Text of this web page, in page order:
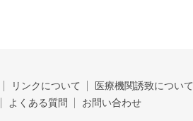
リンクについて
医療機関誘致について
よくある質問 お問い合わせ